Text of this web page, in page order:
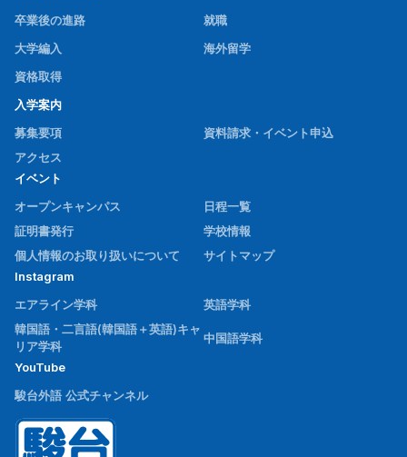
卒業後の進路
就職
大学編入
海外留学
資格取得
入学案内
募集要項
資料請求・イベント申込
アクセス
イベント
オープンキャンパス
日程一覧
証明書発行
学校情報
個人情報のお取り扱いについて
サイトマップ
Instagram
エアライン学科
英語学科
韓国語・二言語(韓国語＋英語)キャ
リア学科
中国語学科
YouTube
駿台外語 公式チャンネル